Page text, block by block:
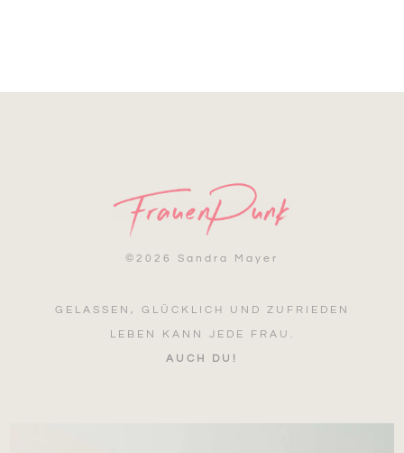
© 2026 Sandra Mayer
GELASSEN, GLÜCKLICH UND ZUFRIEDEN
LEBEN KANN JEDE FRAU.
AUCH DU!